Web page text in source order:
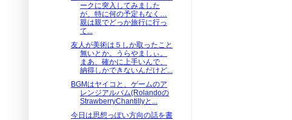
ークに突入してみました
が、特に何の予定もなく…
親は親でどっか旅行に行っ
て...
友人が美術は５しか取ったこと
無いとか。うらやましぃ。
まあ、確かに上手いんで、
納得しかできないんだけど...
BGMはヤイコと、ゲームのア
レンジアルバム(Rolandoの
StrawberryChantillyと...
今日は思想っぽい方向の話を書